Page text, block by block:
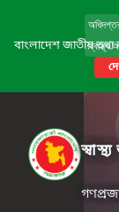
বাংলাদেশ জাতীয় তথ্য